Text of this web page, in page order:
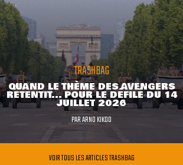
TRASHBAG
QUAND LE THÈME DES AVENGERS
RETENTIT... POUR LE DÉFILÉ DU 14
JUILLET 2026
PARARNO KIKOO
VOIR TOUS LES ARTICLES TRASHBAG